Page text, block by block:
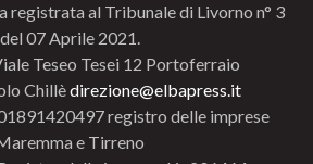
registrata al Tribunale di Livorno n° 3
del 07 Aprile 2021.
Teseo Tesei 12 Portoferraio
Chillèdirezione@elbapress.it
01891420497 registro delle imprese
e Tirreno